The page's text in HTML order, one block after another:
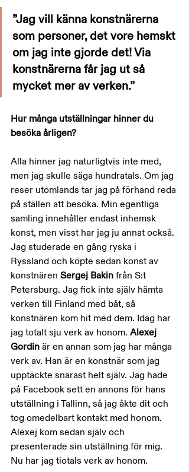
”Jag vill känna konstnärerna
som personer, det vore hemskt
om jag inte gjorde det! Via
konstnärerna får jag ut så
mycket mer av verken.”
Hur många utställningar hinner du
besöka årligen?
Alla hinner jag naturligtvis inte med,
men jag skulle säga hundratals. Om jag
reser utomlands tar jag på förhand reda
på ställen att besöka. Min egentliga
samling innehåller endast inhemsk
konst, men visst har jag ju annat också.
Jag studerade en gång ryska i
Ryssland och köpte sedan konst av
konstnären Sergej Bakin från S:t
Petersburg. Jag fick inte själv hämta
verken till Finland med båt, så
konstnären kom hit med dem. Idag har
jag totalt sju verk av honom. Alexej
Gordin är en annan som jag har många
verk av. Han är en konstnär som jag
upptäckte snarast helt själv. Jag hade
på Facebook sett en annons för hans
utställning i Tallinn, så jag åkte dit och
tog omedelbart kontakt med honom.
Alexej kom sedan själv och
presenterade sin utställning för mig.
Nu har jag tiotals verk av honom.